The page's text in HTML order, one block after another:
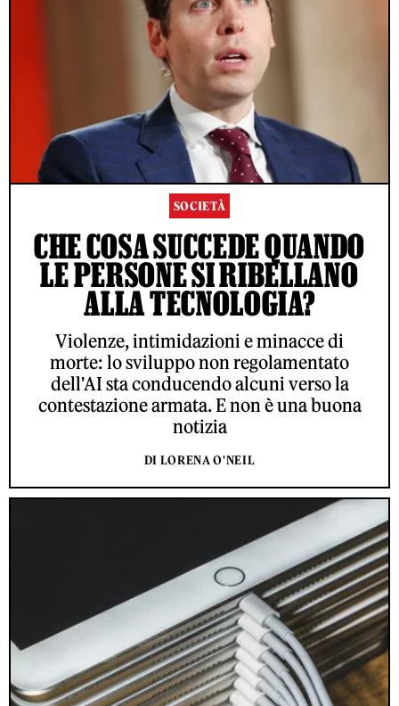
SOCIETÀ
CHE COSA SUCCEDE QUANDO
LE PERSONE SI RIBELLANO
ALLA TECNOLOGIA?
Violenze, intimidazioni e minacce di
morte: lo sviluppo non regolamentato
dell'AI sta conducendo alcuni verso la
contestazione armata. E non è una buona
notizia
DI LORENA O'NEIL